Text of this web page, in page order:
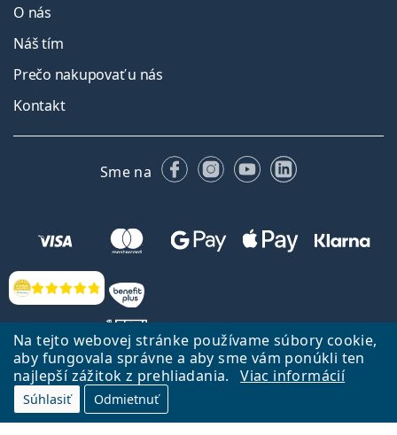
Na tejto webovej stránke používame súbory cookie,
aby fungovala správne a aby sme vám ponúkli ten
najlepší zážitok z prehliadania.
Viac informácií
Súhlasiť Odmietnuť
Hodnotenia
O nás
Náš tím
Prečo nakupovať u nás
Kontakt
Sme na FacebookuInstagrame
YouTubeLinkedIn
Späť na Úvodnu stránku
Lentiamo.sk vlastní a prevádzkuje spoločnosť Lentiamo s.r.o., Česká